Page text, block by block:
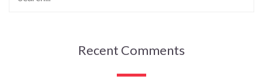
Recent Comments